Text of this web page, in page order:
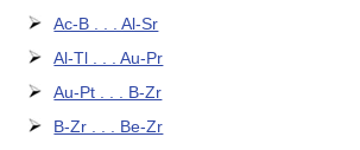
Ac-B . . . Al-Sr
Al-Tl . . . Au-Pr
Au-Pt . . . B-Zr
B-Zr . . . Be-Zr